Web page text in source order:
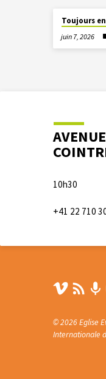
Toujours
juin 7, 2026
10h30
+41 22 710
© 2026 Eglise
Internationale